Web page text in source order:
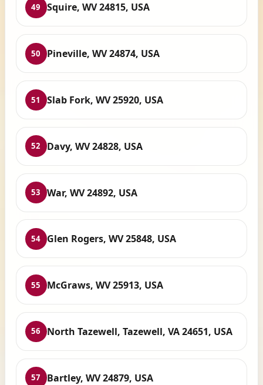
49 Squire, WV 24815, USA
50 Pineville, WV 24874, USA
51 Slab Fork, WV 25920, USA
52 Davy, WV 24828, USA
53 War, WV 24892, USA
54 Glen Rogers, WV 25848, USA
55 McGraws, WV 25913, USA
56 North Tazewell, Tazewell, VA 24651, USA
57 Bartley, WV 24879, USA